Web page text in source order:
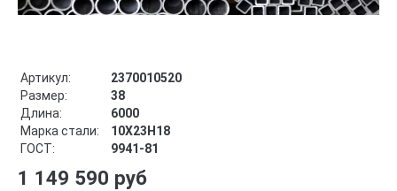
Артикул:
2370010520
Размер:
38
Длина:
6000
Марка стали:
10Х23Н18
ГОСТ:
9941-81
1 149 590 руб